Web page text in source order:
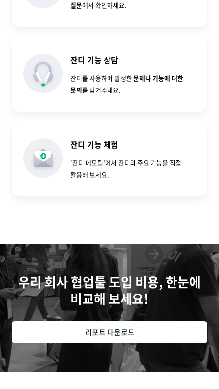
질문에서 확인하세요.
잔디 기능 상담
잔디를 사용하며 발생한문제나 기능에 대한
문의를 남겨주세요.
잔디 기능 체험
‘잔디 데모팀’에서 잔디의 주요 기능을 직접
활용해 보세요.
우리 회사 협업툴 도입 비용, 한눈에
비교해 보세요!
리포트 다운로드